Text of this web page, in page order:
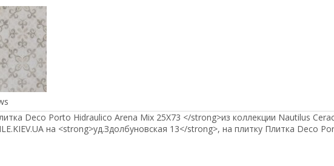
Deco Porto Hidraulico Arena Mix 25Х73 </strong>из коллекции Nautilus
на <strong>уд.Здолбуновская 13</strong>, на плитку Плитка Deco